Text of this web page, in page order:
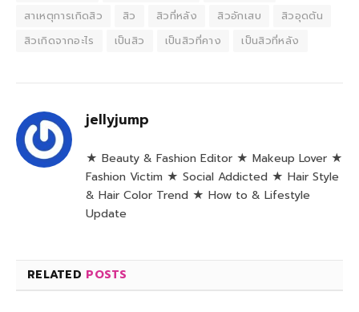
สาเหตุการเกิดสิว
สิว สิวที่หลัง สิวอักเสบ
สิวอุดตัน
สิวเกิดจากอะไร
เป็นสิว เป็นสิวที่คาง เป็นสิวที่หลัง
jellyjump
★ Beauty & Fashion Editor ★ Makeup Lover ★
Fashion Victim ★ Social Addicted ★ Hair Style
& Hair Color Trend ★ How to & Lifestyle
Update
RELATED POSTS